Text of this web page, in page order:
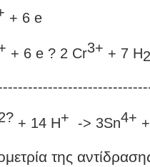
+ 6 e
+ 6 e ? 2 Cr3+ + 7 H2
+ 14 H+ -> 3Sn4+
της